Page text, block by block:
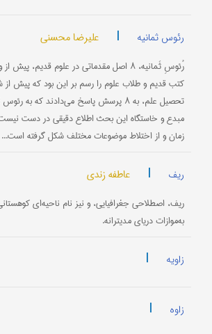
رئوس ثمانیه | علیرضا محسنی
رُئوسِ ثَمانیه، ۸ اصل مقدماتی در علوم قدیم،
کتب قدیم و طلاب علوم را رسم بر این بود که پیش
تحصیل علم، به ۸ پرسش پاسخ می‌دادند که به
مبدع و خاستگاه این بحث اطلاع دقیقی در دست نیست
زمان و از اختلاط موضوعات مختلف شکل گرفته است...
ریف | عاطفه زندی
ریف، اصطلاحی جغرافیایی، و نیز نام ناحیه‌ای
به‌موازات دریای مدیترانه.
زاویه |
زاوه |